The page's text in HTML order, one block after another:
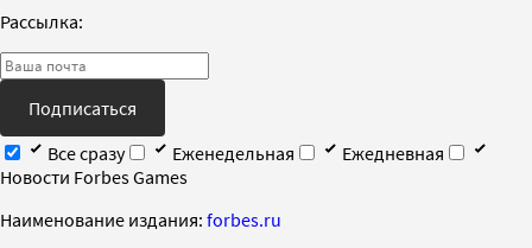
Рассылка:
Подписаться
Все сразу
Еженедельная
Ежедневная
Новости Forbes Games
Наименование издания: forbes.ru